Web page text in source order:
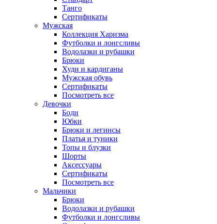
Танго
Сертификаты
Мужская
Коллекция Харизма
Футболки и лонгсливы
Водолазки и рубашки
Брюки
Худи и кардиганы
Мужская обувь
Сертификаты
Посмотреть все
Девочки
Боди
Юбки
Брюки и легинсы
Платья и туники
Топы и блузки
Шорты
Аксессуары
Сертификаты
Посмотреть все
Мальчики
Брюки
Водолазки и рубашки
Футболки и лонгсливы